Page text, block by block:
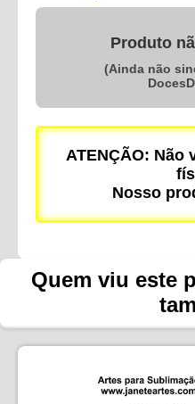
Produto
(Ainda não
ATENÇÃO: Não
Nosso
Quem viu este